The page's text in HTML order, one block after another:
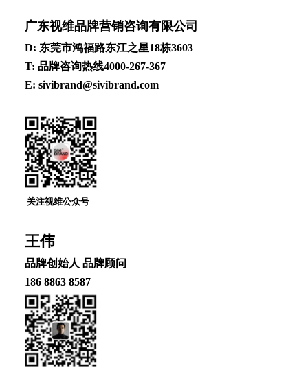
⼴东视维品牌营销咨询有限公司
D: 东莞市鸿福路东江之星18栋3603
T: 品牌咨询热线4000-267-367
E: sivibrand@sivibrand.com
关注视维公众号
王伟
品牌创始⼈ 品牌顾问
186 8863 8587